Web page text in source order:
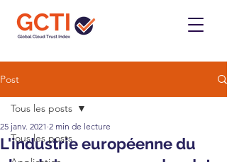
Post
Tous les posts
Tous les posts
L'industrie européenne du
25 janv. 2021 2 min de lecture